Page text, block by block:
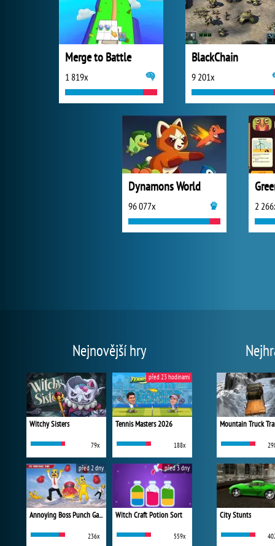
Merge to Battle
1 819x
BlackChain
9 201x
Dynamons World
96 077x 2
Nejnovější hry
Witchy Sisters
79x
Tennis Masters 2026
188x
před 23 hodinami
Annoying Boss Punch Game
236x
před 2 dny
Witch Craft Potion Sort
559x
před 3 dny
Mountain Truck
City Stunts